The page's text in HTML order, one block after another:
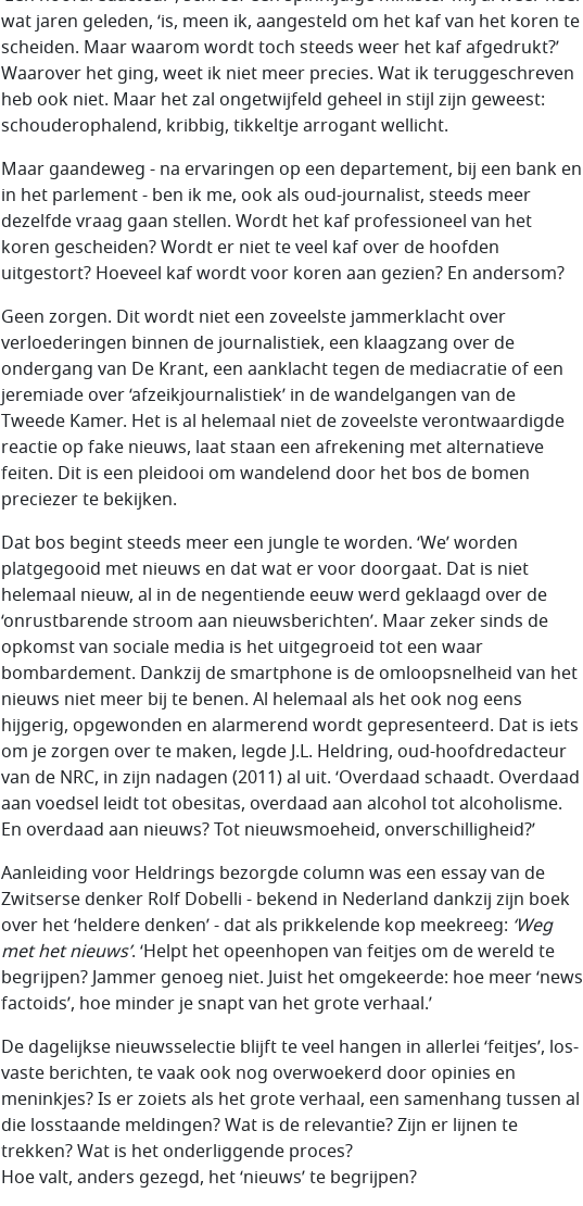
wat jaren geleden, ‘is, meen ik, aangesteld om het kaf van het koren te
scheiden. Maar waarom wordt toch steeds weer het kaf afgedrukt?’
Waarover het ging, weet ik niet meer precies. Wat ik teruggeschreven
heb ook niet. Maar het zal ongetwijfeld geheel in stijl zijn geweest:
schouderophalend, kribbig, tikkeltje arrogant wellicht.
Maar gaandeweg - na ervaringen op een departement, bij een bank en
in het parlement - ben ik me, ook als oud-journalist, steeds meer
dezelfde vraag gaan stellen. Wordt het kaf professioneel van het
koren gescheiden? Wordt er niet te veel kaf over de hoofden
uitgestort? Hoeveel kaf wordt voor koren aan gezien? En andersom?
Geen zorgen. Dit wordt niet een zoveelste jammerklacht over
verloederingen binnen de journalistiek, een klaagzang over de
ondergang van De Krant, een aanklacht tegen de mediacratie of een
jeremiade over ‘afzeikjournalistiek’ in de wandelgangen van de
Tweede Kamer. Het is al helemaal niet de zoveelste verontwaardigde
reactie op fake nieuws, laat staan een afrekening met alternatieve
feiten. Dit is een pleidooi om wandelend door het bos de bomen
preciezer te bekijken.
Dat bos begint steeds meer een jungle te worden. ‘We’ worden
platgegooid met nieuws en dat wat er voor doorgaat. Dat is niet
helemaal nieuw, al in de negentiende eeuw werd geklaagd over de
‘onrustbarende stroom aan nieuwsberichten’. Maar zeker sinds de
opkomst van sociale media is het uitgegroeid tot een waar
bombardement. Dankzij de smartphone is de omloopsnelheid van het
nieuws niet meer bij te benen. Al helemaal als het ook nog eens
hijgerig, opgewonden en alarmerend wordt gepresenteerd. Dat is iets
om je zorgen over te maken, legde J.L. Heldring, oud-hoofdredacteur
van de NRC, in zijn nadagen (2011) al uit. ‘Overdaad schaadt. Overdaad
aan voedsel leidt tot obesitas, overdaad aan alcohol tot alcoholisme.
En overdaad aan nieuws? Tot nieuwsmoeheid, onverschilligheid?’
Aanleiding voor Heldrings bezorgde column was een essay van de
Zwitserse denker Rolf Dobelli - bekend in Nederland dankzij zijn boek
over het ‘heldere denken’ - dat als prikkelende kop meekreeg: ‘Weg
met het nieuws’. ‘Helpt het opeenhopen van feitjes om de wereld te
begrijpen? Jammer genoeg niet. Juist het omgekeerde: hoe meer ‘news
factoids’, hoe minder je snapt van het grote verhaal.’
De dagelijkse nieuwsselectie blijft te veel hangen in allerlei ‘feitjes’, los-
vaste berichten, te vaak ook nog overwoekerd door opinies en
meninkjes? Is er zoiets als het grote verhaal, een samenhang tussen al
die losstaande meldingen? Wat is de relevantie? Zijn er lijnen te
trekken? Wat is het onderliggende proces?
Hoe valt, anders gezegd, het ‘nieuws’ te begrijpen?